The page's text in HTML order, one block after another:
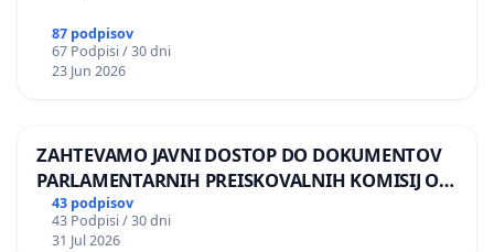
87 podpisov
67 Podpisi / 30 dni
23 Jun 2026
ZAHTEVAMO JAVNI DOSTOP DO DOKUMENTOV
PARLAMENTARNIH PREISKOVALNIH KOMISIJ O
ILEGALNI TRGOVINI Z OROŽJEM
43 podpisov
43 Podpisi / 30 dni
31 Jul 2026